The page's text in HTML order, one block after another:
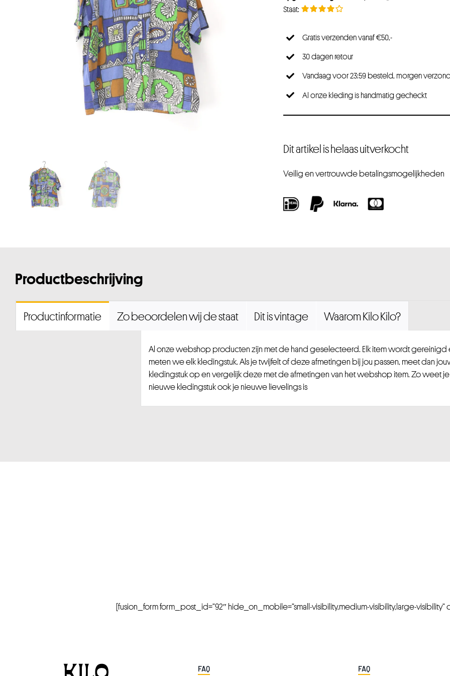
Gratis verzenden vanaf €50,-
30 dagen retour
Vandaag voor 23:59 besteld, morgen
Al onze kleding is handmatig gecheckt
Dit artikel is helaas uitverkocht
Veilig en vertrouwde betalingsmogelijkheden
Productbeschrijving
Productinformatie Zo beoordelen wij de staat Dit is vintage Waarom Kilo Kilo?
Al onze webshop producten zijn met de hand geselecteerd. Elk item wordt gereinigd
meten we elk kledingstuk. Als je twijfelt of deze afmetingen bij jou passen, meet dan
kledingstuk op en vergelijk deze met de afmetingen van het webshop item. Zo weet
nieuwe kledingstuk ook je nieuwe lievelings is
[fusion_form form_post_id=”92″ hide_on_mobile=”small-visibility,medium-visibility,large-visibility”
FAQ FAQ